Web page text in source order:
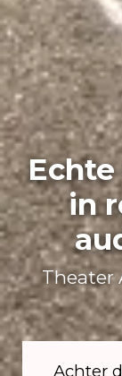
in
Theater
Achter